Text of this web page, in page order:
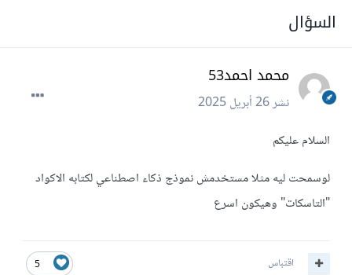
السؤال
محمد احمد53
نشر26 أبريل 2025
السلام عليكم
لوسمحت ليه مثلا مستخدمش نموذج ذكاء اصطناعي لكتابه الاكواد
"التاسكات" وهيكون اسرع
5 اقتباس